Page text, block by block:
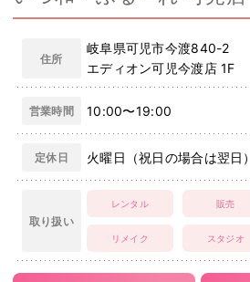
住所
岐阜県可児市今渡840-2
エディオン可児今渡店 1F
営業時間 10:00〜19:00
定休日 火曜日（祝日の場合は翌日）
取り扱い
レンタル 販売
リメイク スタジオ